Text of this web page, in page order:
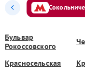
Бульвар
Рокоссовского
Красносельская